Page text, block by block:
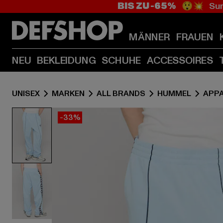
BIS ZU -65% 😲💥
MÄNNER FRAUEN
NEU BEKLEIDUNG SCHUHE ACCESSOIRES
UNISEX MARKEN ALL BRANDS HUMMEL
-33%